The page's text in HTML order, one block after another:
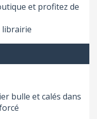
et profitez de
bulle et calés dans